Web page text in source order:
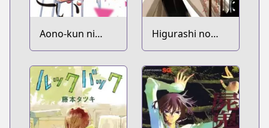
Aono-kun ni
Sawaritai kara
Shinitai
Higurashi no
Naku Koro ni:
Onikakushi-hen